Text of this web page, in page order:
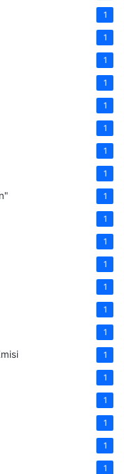
1
1
1
1
1
1
1
1
1
1
1
1
1
1
1
1
1
1
1
1
1